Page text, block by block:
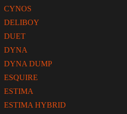
CYNOS
DELIBOY
DUET
DYNA
DYNA DUMP
ESQUIRE
ESTIMA
ESTIMA HYBRID